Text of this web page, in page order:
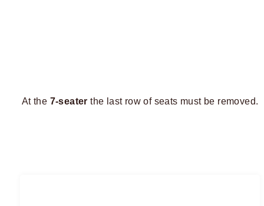
At the 7-seaterthe last row of seats must be removed.